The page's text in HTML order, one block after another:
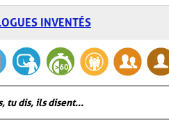
INVENTÉS
tu dis, ils disent...